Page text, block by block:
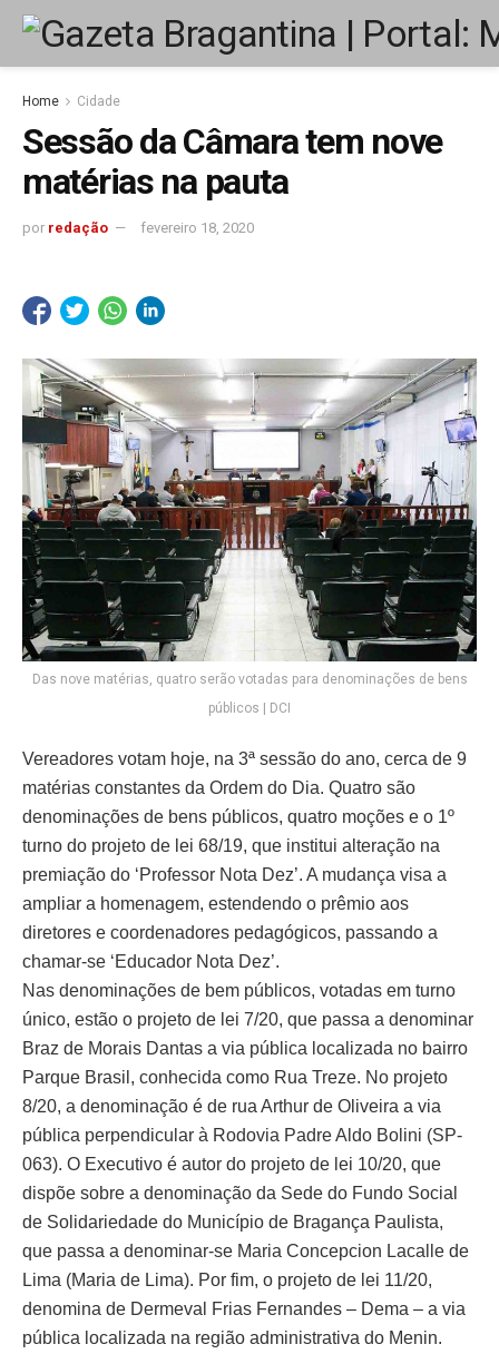
Home Cidade
Sessão da Câmara tem nove
matérias na pauta
por redação fevereiro 18, 2020
Das nove matérias, quatro serão votadas para denominações de bens
públicos | DCI
Vereadores votam hoje, na 3ª sessão do ano, cerca de 9
matérias constantes da Ordem do Dia. Quatro são
denominações de bens públicos, quatro moções e o 1º
turno do projeto de lei 68/19, que institui alteração na
premiação do ‘Professor Nota Dez’. A mudança visa a
ampliar a homenagem, estendendo o prêmio aos
diretores e coordenadores pedagógicos, passando a
chamar-se ‘Educador Nota Dez’.
Nas denominações de bem públicos, votadas em turno
único, estão o projeto de lei 7/20, que passa a denominar
Braz de Morais Dantas a via pública localizada no bairro
Parque Brasil, conhecida como Rua Treze. No projeto
8/20, a denominação é de rua Arthur de Oliveira a via
pública perpendicular à Rodovia Padre Aldo Bolini (SP-
063). O Executivo é autor do projeto de lei 10/20, que
dispõe sobre a denominação da Sede do Fundo Social
de Solidariedade do Município de Bragança Paulista,
que passa a denominar-se Maria Concepcion Lacalle de
Lima (Maria de Lima). Por fim, o projeto de lei 11/20,
denomina de Dermeval Frias Fernandes – Dema – a via
pública localizada na região administrativa do Menin.